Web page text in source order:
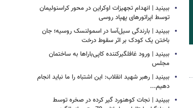
ببینید | انهدام تجهیزات اوکراین در محور کراسنولیمان
توسط اپراتورهای پهپاد روسی
ببینید | بارندگی سیل‌آسا در اسمولنسک روسیه؛ جان
باختن یک کودک بر اثر سقوط درخت
ببینید | ورود غافلگیرکننده کاپی‌باراها به ساختمان
مجلس
ببینید | رهبر شهید انقلاب: این اشتباه را ما نباید انجام
دهیم...
ببینید | نجات کوهنورد گیر کرده در صخره توسط